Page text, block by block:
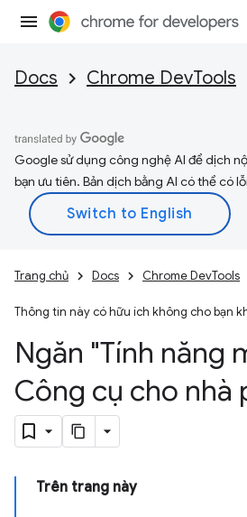
Docs Chrome DevTools
Google sử dụng công nghệ AI để dịch
bạn ưu tiên. Bản dịch bằng AI có thể có
Trang chủ Docs Chrome DevTools
Thông tin này có hữu ích không cho bạn
Ngăn "Tính năng
Công cụ cho nhà
Trên trang này